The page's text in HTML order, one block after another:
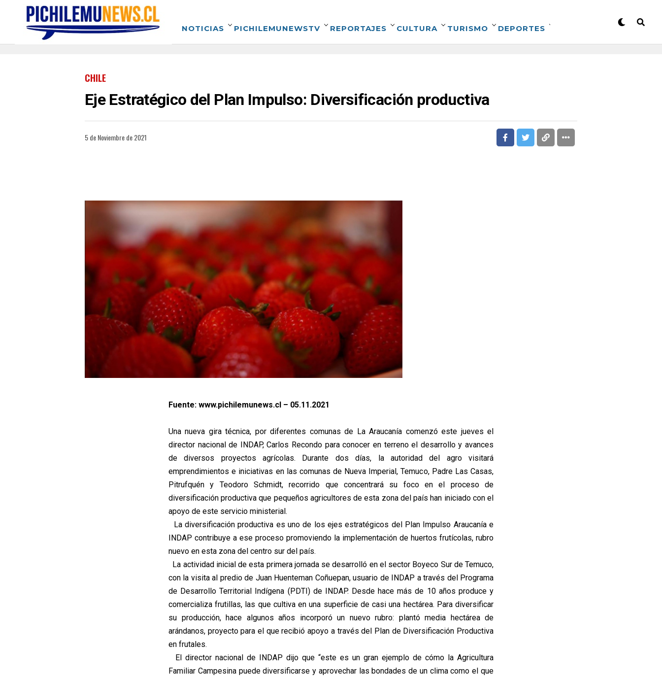
NOTICIAS PICHILEMUNEWSTV REPORTAJES CULTURA TURISMO DEPORTES
CHILE
Eje Estratégico del Plan Impulso: Diversificación productiva
5 de Noviembre de 2021
Fuente: www.pichilemunews.cl – 05.11.2021
Una nueva gira técnica, por diferentes comunas de La Araucanía comenzó este jueves el
director nacional de INDAP, Carlos Recondo para conocer en terreno el desarrollo y avances
de diversos proyectos agrícolas. Durante dos días, la autoridad del agro visitará
emprendimientos e iniciativas en las comunas de Nueva Imperial, Temuco, Padre Las Casas,
Pitrufquén y Teodoro Schmidt, recorrido que concentrará su foco en el proceso de
diversificación productiva que pequeños agricultores de esta zona del país han iniciado con el
apoyo de este servicio ministerial.
La diversificación productiva es uno de los ejes estratégicos del Plan Impulso Araucanía e
INDAP contribuye a ese proceso promoviendo la implementación de huertos frutícolas, rubro
nuevo en esta zona del centro sur del país.
La actividad inicial de esta primera jornada se desarrolló en el sector Boyeco Sur de Temuco,
con la visita al predio de Juan Huenteman Coñuepan, usuario de INDAP a través del Programa
de Desarrollo Territorial Indígena (PDTI) de INDAP. Desde hace más de 10 años produce y
comercializa frutillas, las que cultiva en una superficie de casi una hectárea. Para diversificar
su producción, hace algunos años incorporó un nuevo rubro: plantó media hectárea de
arándanos, proyecto para el que recibió apoyo a través del Plan de Diversificación Productiva
en frutales.
El director nacional de INDAP dijo que “este es un gran ejemplo de cómo la Agricultura
Familiar Campesina puede diversificarse y aprovechar las bondades de un clima como el que